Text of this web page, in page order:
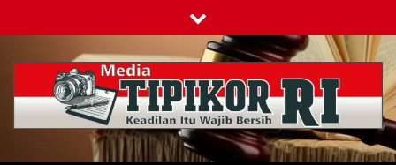
to
content
Tipikor-ri-online.my.id
Keadilan Itu Wajib Bersih